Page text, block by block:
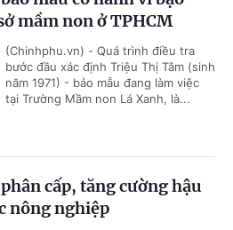
mầm non ở TPHCM
(Chinhphu.vn) - Quá trình điều tra
bước đầu xác định Triệu Thị Tâm (sinh
năm 1971) - bảo mẫu đang làm việc
tại Trường Mầm non Lá Xanh, là...
cấp, tăng cường hậu
nông nghiệp